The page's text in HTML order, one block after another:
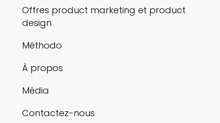
Offres product marketing et product
design
Méthodo
À propos
Média
Contactez-nous